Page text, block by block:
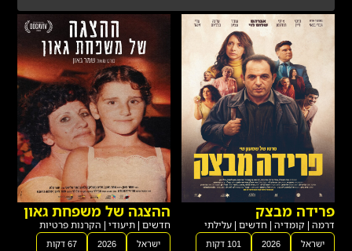
פרידה מבצק
דרמה | קומדיה | חדשים |עלילתי
ישראל 2026 101 דקות
ההצגה של משפחת גאון
חדשים | תיעודי | הקרנות פרטיות
ישראל 2026 67 דקות